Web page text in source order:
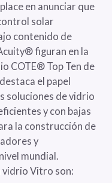
en anunciar que
solar
contenido de
figuran en la
COTE® Top Ten de
el papel
soluciones de vidrio
y con bajas
la construcción de
y
mundial.
vidrio Vitro son: